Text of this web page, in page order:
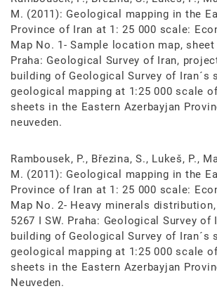
M. (2011): Geological mapping in the
Province of Iran at 1: 25 000 scale:
Map No. 1- Sample location map, sheet
Praha: Geological Survey of Iran,
building of Geological Survey of Iran´s
geological mapping at 1:25 000 scale
sheets in the Eastern Azerbayjan
neuveden.
Rambousek, P., Březina, S., Lukeš, P.,
M. (2011): Geological mapping in the
Province of Iran at 1: 25 000 scale:
Map No. 2- Heavy minerals
5267 I SW. Praha: Geological Survey of
building of Geological Survey of Iran´s
geological mapping at 1:25 000 scale
sheets in the Eastern Azerbayjan
Neuveden.